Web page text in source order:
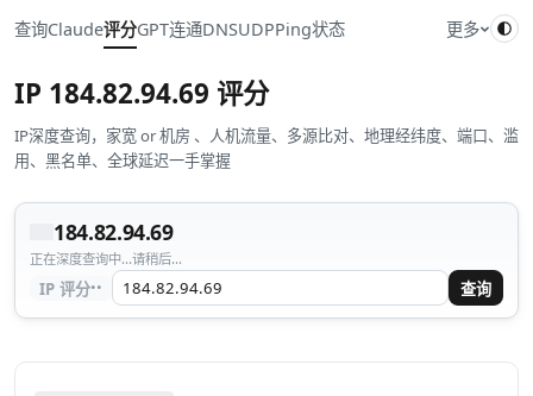
查询Claude评分GPT连通DNSUDPPing状态 更多
IP 184.82.94.69 评分
IP深度查询，家宽 or 机房 、人机流量、多源比对、地理经纬度、端口、滥
用、黑名单、全球延迟一手掌握
184.82.94.69
正在深度查询中...请稍后...
IP 评分·· 查询